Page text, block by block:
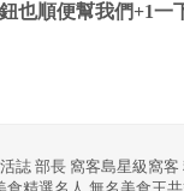
也順便幫我們+1一
誌 部長 窩客島星級窩
食精選名人 無名美食